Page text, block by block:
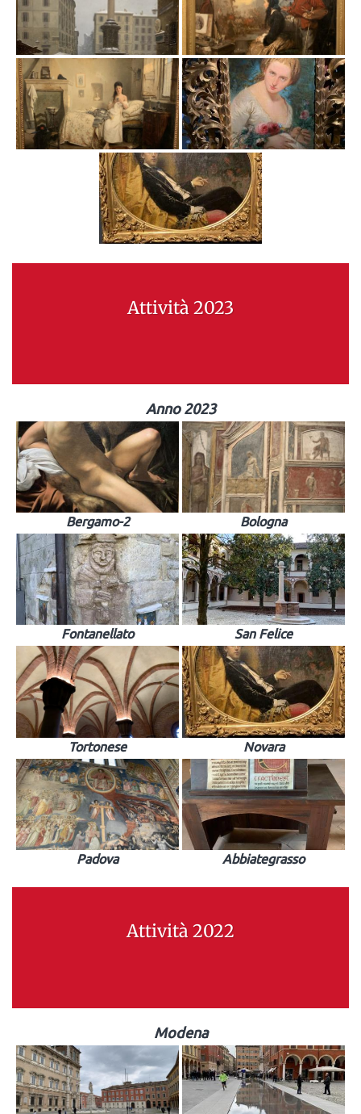
Attività 2023
Anno 2023
Bergamo-2 Bologna
Fontanellato San Felice
Tortonese Novara
Padova Abbiategrasso
Attività 2022
Modena